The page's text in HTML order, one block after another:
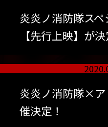
炎炎ノ消防隊ス
【先行上映】が決
炎炎ノ消防隊×
催決定！